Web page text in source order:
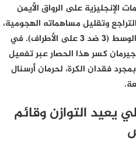
الإنجليزية على الرواق الأيمن
وتقليل مساهماته الهجومية،
مع خلق كثافة عددية في الوسط (3 ضد 3 على الأطراف). في
كسر هذا الحصار عبر تفعيل
فقدان الكرة، لحرمان أرسنال
يعيد التوازن وقائم